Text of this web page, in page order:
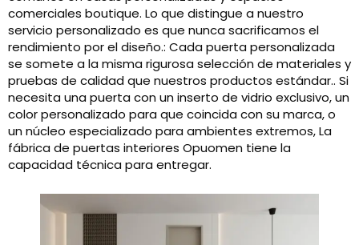
comerciales boutique. Lo que distingue a nuestro
servicio personalizado es que nunca sacrificamos el
rendimiento por el diseño.: Cada puerta personalizada
se somete a la misma rigurosa selección de materiales y
pruebas de calidad que nuestros productos estándar.. Si
necesita una puerta con un inserto de vidrio exclusivo, un
color personalizado para que coincida con su marca, o
un núcleo especializado para ambientes extremos, La
fábrica de puertas interiores Opuomen tiene la
capacidad técnica para entregar.